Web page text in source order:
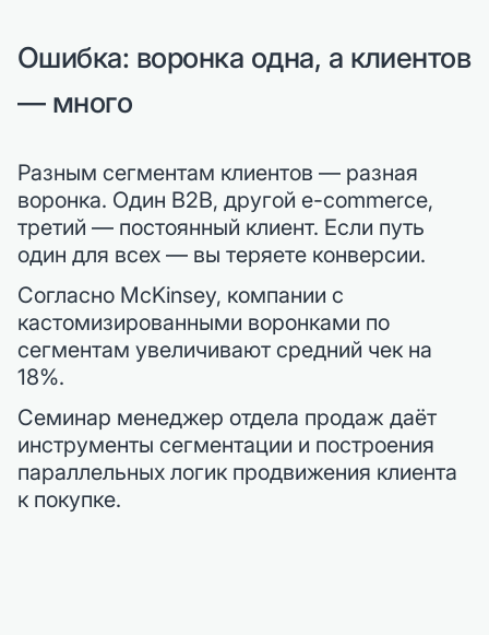
Ошибка: воронка одна, а клиентов
— много
Разным сегментам клиентов — разная
воронка. Один B2B, другой e-commerce,
третий — постоянный клиент. Если путь
один для всех — вы теряете конверсии.
Согласно McKinsey, компании с
кастомизированными воронками по
сегментам увеличивают средний чек на
18%.
Семинар менеджер отдела продаж даёт
инструменты сегментации и построения
параллельных логик продвижения клиента
к покупке.